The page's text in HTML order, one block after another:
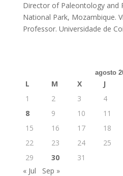
Director of Paleontology and
National Park, Mozambique.
Professor. Universidade de
agosto
L M X J
1
2 3 4
8
9 10 11
15
16 17 18
22
23 24 25
29
30
31
« Jul
Sep »